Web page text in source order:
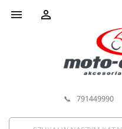
 
📞 791449990